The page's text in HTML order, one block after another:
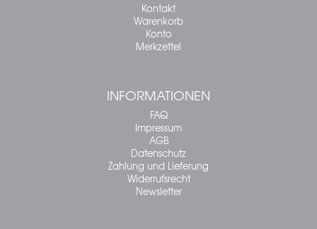
Kontakt
Warenkorb
Konto
Merkzettel
INFORMATIONEN
FAQ
Impressum
AGB
Datenschutz
Zahlung und Lieferung
Widerrufsrecht
Newsletter